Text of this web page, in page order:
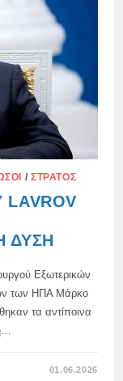
/ ΣΤΡΑΤΌΣ
ΔΎΣΗ
Εξωτερικών
των ΗΠΑ Μάρκο
τα αντίποινα
01.06.2026